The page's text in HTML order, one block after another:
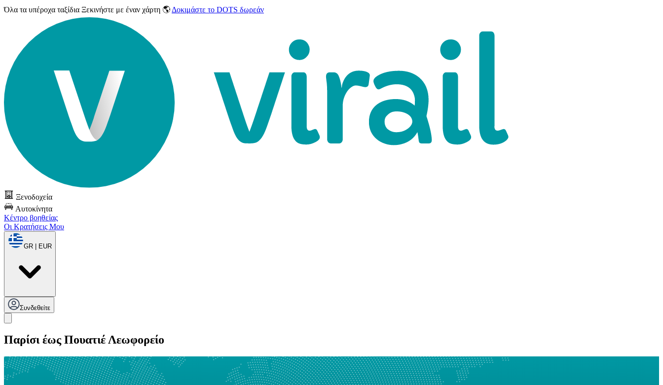
Όλα τα υπέροχα ταξίδια Ξεκινήστε με έναν χάρτη 🌎 Δοκιμάστε το DOTS δωρεάν
Ξενοδοχεία
Αυτοκίνητα
Κέντρο βοηθείας
Οι Κρατήσεις Μου
GR | EUR
Συνδεθείτε
Παρίσι έως Πουατιέ Λεωφορείο